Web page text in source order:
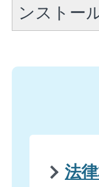
ンストー
法